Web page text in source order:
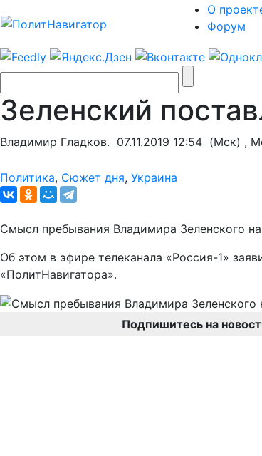
О
Форум
Зеленский
Владимир Гладков. 07.11.2019 12:54 (Мск) ,
Политика, Сюжет дня, Украина
Смысл пребывания Владимира Зеленского
Об этом в эфире телеканала «Россия-1»
«ПолитНавигатора».
Подпишитесь на